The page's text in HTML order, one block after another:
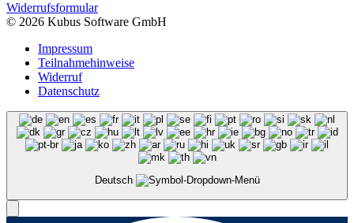
Widerrufsformular
© 2026 Kubus Software GmbH
Impressum
Teilnahmehinweise
Widerruf
Datenschutz
Deutsch